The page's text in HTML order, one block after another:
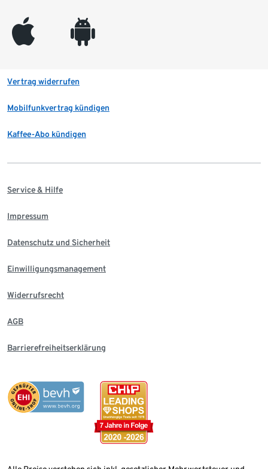
appleinc android
Vertrag widerrufen
Mobilfunkvertrag kündigen
Kaffee-Abo kündigen
Service & Hilfe
Impressum
Datenschutz und Sicherheit
Einwilligungsmanagement
Widerrufsrecht
AGB
Barrierefreiheitserklärung